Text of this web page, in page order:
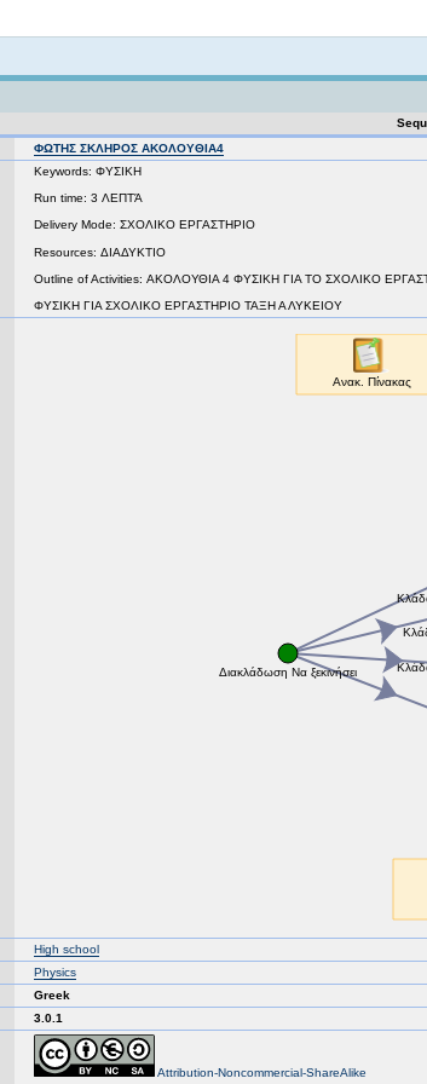
ΦΩΤΗΣ ΣΚΛΗΡΟΣ ΑΚΟΛΟΥΘΙΑ4
Keywords: ΦΥΣΙΚΗ
Run time: 3 ΛΕΠΤΆ
Delivery Mode: ΣΧΟΛΙΚΟ ΕΡΓΑΣΤΗΡΙΟ
Resources: ΔΙΑΔΥΚΤΙΟ
Outline of Activities: ΑΚΟΛΟΥΘΙΑ 4 ΦΥΣΙΚΗ ΓΙΑ ΤΟ ΣΧΟΛΙΚΟ
ΦΥΣΙΚΗ ΓΙΑ ΣΧΟΛΙΚΟ ΕΡΓΑΣΤΗΡΙΟ ΤΑΞΗ Α ΛΥΚΕΙΟΥ
High school
Physics
Greek
3.0.1
Attribution-Noncommercial-ShareAlike